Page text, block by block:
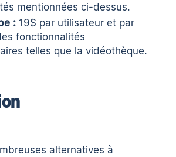
mentionnées ci-dessus.
: 19$ par utilisateur et par
fonctionnalités
telles que la vidéothèque.
alternatives à